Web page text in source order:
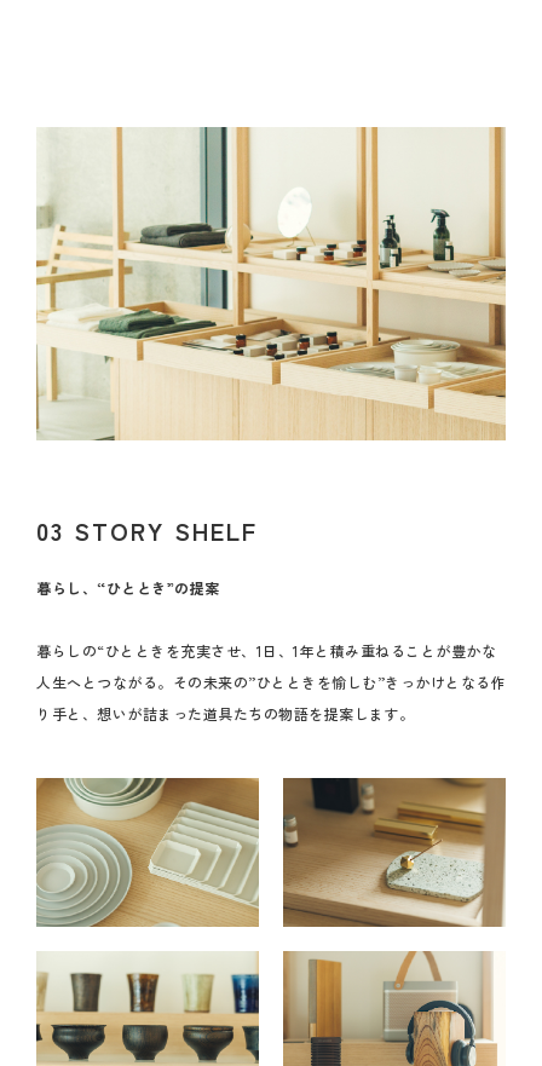
03 STORY SHELF
暮らし、“ひととき”の提案
暮らしの“ひとときを充実させ、1日、1年と積み重ねることが豊かな
人生へとつながる。その未来の”ひとときを愉しむ”きっかけとなる作
り手と、想いが詰まった道具たちの物語を提案します。